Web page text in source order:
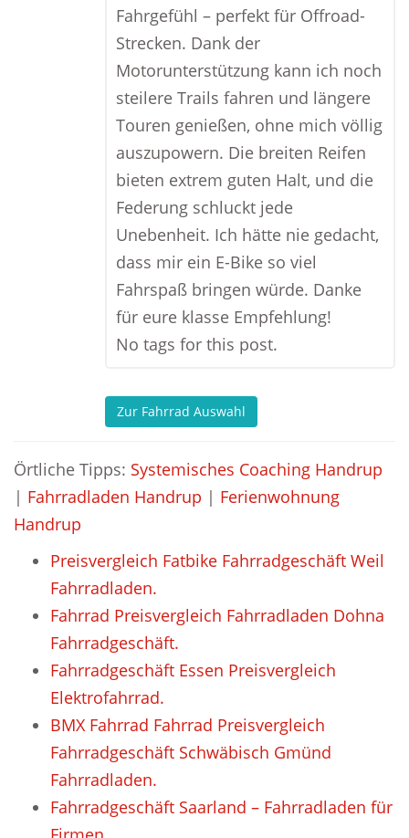
Fahrgefühl – perfekt für Offroad-
Strecken. Dank der
Motorunterstützung kann ich noch
steilere Trails fahren und längere
Touren genießen, ohne mich völlig
auszupowern. Die breiten Reifen
bieten extrem guten Halt, und die
Federung schluckt jede
Unebenheit. Ich hätte nie gedacht,
dass mir ein E-Bike so viel
Fahrspaß bringen würde. Danke
für eure klasse Empfehlung!
No tags for this post.
Zur Fahrrad Auswahl
Örtliche Tipps: Systemisches Coaching Handrup
| Fahrradladen Handrup | Ferienwohnung
Handrup
Preisvergleich Fatbike Fahrradgeschäft Weil
Fahrradladen.
Fahrrad Preisvergleich Fahrradladen Dohna
Fahrradgeschäft.
Fahrradgeschäft Essen Preisvergleich
Elektrofahrrad.
BMX Fahrrad Fahrrad Preisvergleich
Fahrradgeschäft Schwäbisch Gmünd
Fahrradladen.
Fahrradgeschäft Saarland – Fahrradladen für